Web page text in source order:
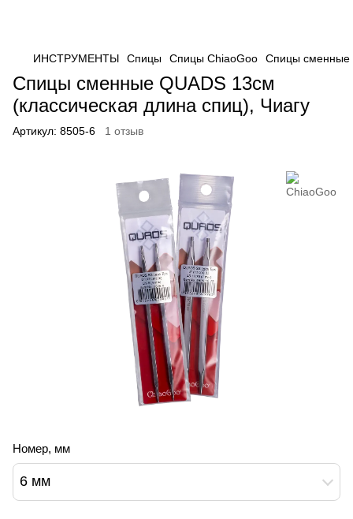
ИНСТРУМЕНТЫ Спицы Спицы ChiaoGoo Спицы сменные
Спицы сменные QUADS 13см
(классическая длина спиц), Чиагу
Артикул: 8505-6 1 отзыв
Номер, мм
6 мм